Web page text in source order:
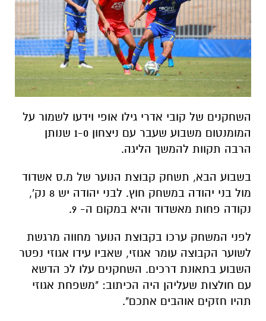
השחקנים של קובי אדרי גילו אופי וידעו לשמור על
המומנטום משבוע שעבר עם ניצחון 1-0 שנותן
הרבה תקוות להמשך הליגה.
בשבוע הבא, תשחק קבוצת הנוער של מ.ס אשדוד
מול בני יהודה במשחק חוץ. לבני יהודה יש 8 נק',
נקודה פחות מאשדוד והיא במקום ה- 9.
לפני המשחק ערכו בקבוצת הנוער מחווה מרגשת
לשוער הקבוצה עומר אגוזי, שאביו עידו אגוזי נפטר
השבוע בתאונת דרכים. השחקנים עלו לכ הדשא
עם חולצות שעליהן היה הכיתוב: "משפחת אגוזי
תהיו חזקים אוהבים אתכם".